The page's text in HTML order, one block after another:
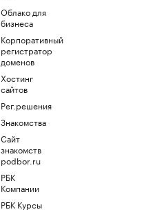
Облако для
бизнеса
Корпоративный
регистратор
доменов
Хостинг
сайтов
Рег.решения
Знакомства
Сайт
знакомств
podbor.ru
РБК
Компании
РБК Курсы